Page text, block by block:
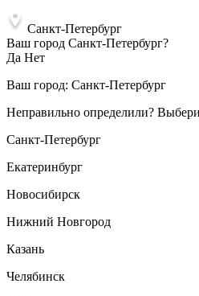
Санкт-Петербург
Ваш город Санкт-Петербург?
Да Нет
Ваш город: Санкт-Петербург
Неправильно определили?
Санкт-Петербург
Екатеринбург
Новосибирск
Нижний Новгород
Казань
Челябинск